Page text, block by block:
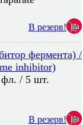
В резерв!
фермента) /
inhibitor)
фл. / 5 шт.
В резерв!